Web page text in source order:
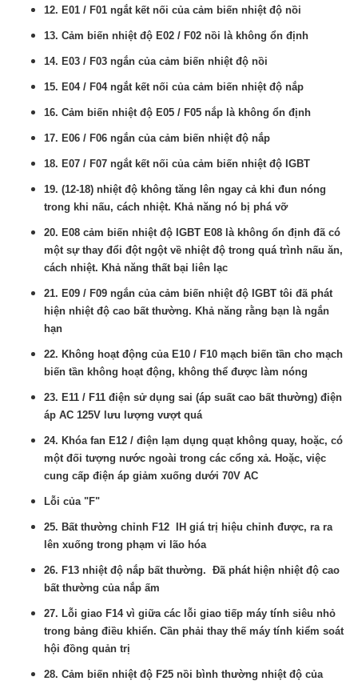
12. E01 / F01 ngắt kết nối của cảm biến nhiệt độ nồi
13. Cảm biến nhiệt độ E02 / F02 nồi là không ổn định
14. E03 / F03 ngắn của cảm biến nhiệt độ nồi
15. E04 / F04 ngắt kết nối của cảm biến nhiệt độ nắp
16. Cảm biến nhiệt độ E05 / F05 nắp là không ổn định
17. E06 / F06 ngắn của cảm biến nhiệt độ nắp
18. E07 / F07 ngắt kết nối của cảm biến nhiệt độ IGBT
19. (12-18) nhiệt độ không tăng lên ngay cả khi đun nóng
trong khi nấu, cách nhiệt. Khả năng nó bị phá vỡ
20. E08 cảm biến nhiệt độ IGBT E08 là không ổn định đã có
một sự thay đổi đột ngột về nhiệt độ trong quá trình nấu ăn,
cách nhiệt. Khả năng thất bại liên lạc
21. E09 / F09 ngắn của cảm biến nhiệt độ IGBT tôi đã phát
hiện nhiệt độ cao bất thường. Khả năng rằng bạn là ngắn
hạn
22. Không hoạt động của E10 / F10 mạch biến tần cho mạch
biến tần không hoạt động, không thể được làm nóng
23. E11 / F11 điện sử dụng sai (áp suất cao bất thường) điện
áp AC 125V lưu lượng vượt quá
24. Khóa fan E12 / điện lạm dụng quạt không quay, hoặc, có
một đối tượng nước ngoài trong các cổng xả. Hoặc, việc
cung cấp điện áp giảm xuống dưới 70V AC
Lỗi của "F"
25. Bất thường chỉnh F12 IH giá trị hiệu chỉnh được, ra ra
lên xuống trong phạm vi lão hóa
26. F13 nhiệt độ nắp bất thường. Đã phát hiện nhiệt độ cao
bất thường của nắp ấm
27. Lỗi giao F14 vì giữa các lỗi giao tiếp máy tính siêu nhỏ
trong bảng điều khiển. Cần phải thay thế máy tính kiểm soát
hội đồng quản trị
28. Cảm biến nhiệt độ F25 nồi bình thường nhiệt độ của